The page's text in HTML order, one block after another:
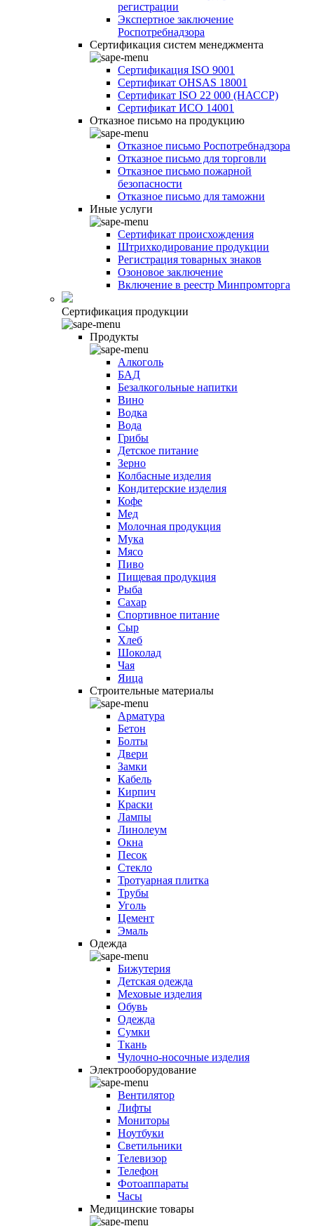
регистрации
Экспертное заключение
Роспотребнадзора
Сертификация систем менеджмента
Сертификация ISO 9001
Сертификат OHSAS 18001
Сертификат ISO 22 000 (НАССР)
Сертификат ИСО 14001
Отказное письмо на продукцию
Отказное письмо Роспотребнадзора
Отказное письмо для торговли
Отказное письмо пожарной
безопасности
Отказное письмо для таможни
Иные услуги
Сертификат происхождения
Штрихкодирование продукции
Регистрация товарных знаков
Озоновое заключение
Включение в реестр Минпромторга
Сертификация продукции
Продукты
Алкоголь
БАД
Безалкогольные напитки
Вино
Водка
Вода
Грибы
Детское питание
Зерно
Колбасные изделия
Кондитерские изделия
Кофе
Мед
Молочная продукция
Мука
Мясо
Пиво
Пищевая продукция
Рыба
Сахар
Спортивное питание
Сыр
Хлеб
Шоколад
Чая
Яица
Строительные материалы
Арматура
Бетон
Болты
Двери
Замки
Кабель
Кирпич
Краски
Лампы
Линолеум
Окна
Песок
Стекло
Тротуарная плитка
Трубы
Уголь
Цемент
Эмаль
Одежда
Бижутерия
Детская одежда
Меховые изделия
Обувь
Одежда
Сумки
Ткань
Чулочно-носочные изделия
Электрооборудование
Вентилятор
Лифты
Мониторы
Ноутбуки
Светильники
Телевизор
Телефон
Фотоаппараты
Часы
Медицинские товары